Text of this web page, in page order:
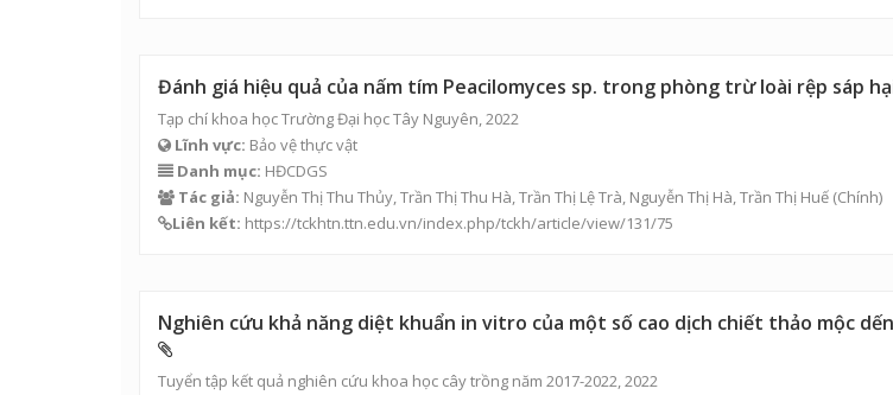
Đánh giá hiệu quả của nấm tím Peacilomyces sp. trong phòng trừ loài rệp sáp
Tạp chí khoa học Trường Đại học Tây Nguyên, 2022
Lĩnh vực: Bảo vệ thực vật
Danh mục: HĐCDGS
Tác giả: Nguyễn Thị Thu Thủy,Trần Thị Thu Hà, Trần Thị Lệ Trà, Nguyễn Thị Hà, Trần Thị Huế (Chính)
Liên kết: https://tckhtn.ttn.edu.vn/index.php/tckh/article/view/131/75
Nghiên cứu khả năng diệt khuẩn in vitro của một số cao dịch chiết thảo mộc
Tuyển tập kết quả nghiên cứu khoa học cây trồng năm 2017-2022, 2022